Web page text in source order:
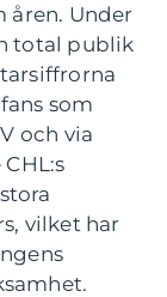
åren. Under
total publik
som
och via
vilket har